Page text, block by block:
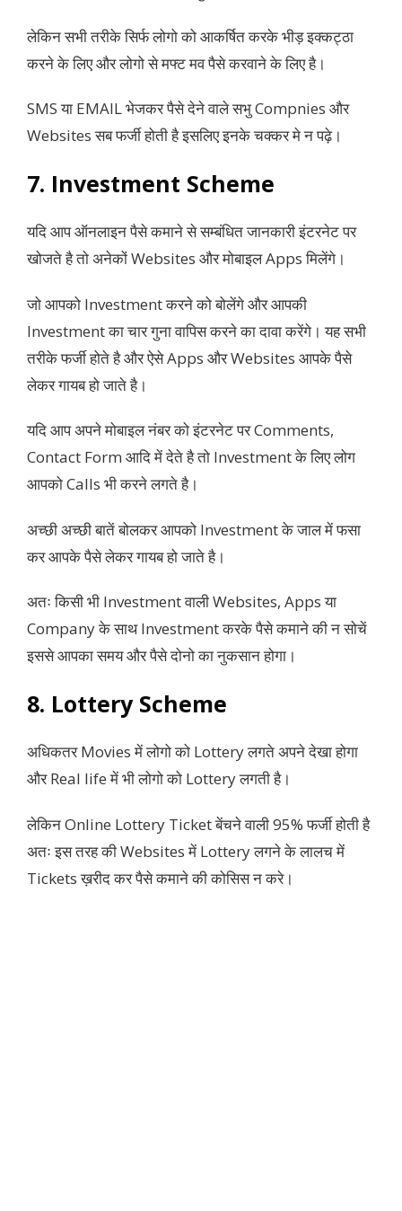
लेकिन सभी तरीके सिर्फ लोगो को आकर्षित करके भीड़ इक्कट्ठा
करने के लिए और लोगो से मफ्ट मव पैसे करवाने के लिए है।
SMS या EMAIL भेजकर पैसे देने वाले सभु Compnies और
Websites सब फर्जी होती है इसलिए इनके चक्कर मे न पढ़े।
7. Investment Scheme
यदि आप ऑनलाइन पैसे कमाने से सम्बंधित जानकारी इंटरनेट पर
खोजते है तो अनेकों Websites और मोबाइल Apps मिलेंगे।
जो आपको Investment करने को बोलेंगे और आपकी
Investment का चार गुना वापिस करने का दावा करेंगे। यह सभी
तरीके फर्जी होते है और ऐसे Apps और Websites आपके पैसे
लेकर गायब हो जाते है।
यदि आप अपने मोबाइल नंबर को इंटरनेट पर Comments,
Contact Form आदि में देते है तो Investment के लिए लोग
आपको Calls भी करने लगते है।
अच्छी अच्छी बातें बोलकर आपको Investment के जाल में फसा
कर आपके पैसे लेकर गायब हो जाते है।
अतः किसी भी Investment वाली Websites, Apps या
Company के साथ Investment करके पैसे कमाने की न सोचें
इससे आपका समय और पैसे दोनो का नुकसान होगा।
8. Lottery Scheme
अधिकतर Movies में लोगो को Lottery लगते अपने देखा होगा
और Real life में भी लोगो को Lottery लगती है।
लेकिन Online Lottery Ticket बेंचने वाली 95% फर्जी होती है
अतः इस तरह की Websites में Lottery लगने के लालच में
Tickets ख़रीद कर पैसे कमाने की कोसिस न करे।